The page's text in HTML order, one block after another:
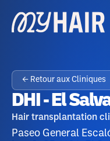
← Retour aux Cliniques
DHI - El
Hair transplantation
Paseo General